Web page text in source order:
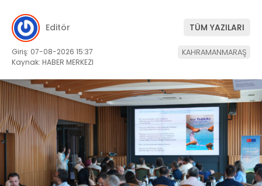
Editör TÜM YAZILARI
Giriş: 07-08-2026 15:37
Kaynak: HABER MERKEZI
KAHRAMANMARAŞ